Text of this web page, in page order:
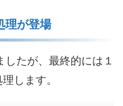
理が登場
したが、最終的には１
します。